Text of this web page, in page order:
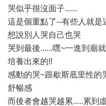
哭似乎很沒面子......
這是個重點了--有些人就是
想說別人哭自己也哭
哭到最後......嘿~一進到廟
培養出來的!!
感動的哭~跟歇斯底里性的
舒暢感
而後者會越哭越累.....累到